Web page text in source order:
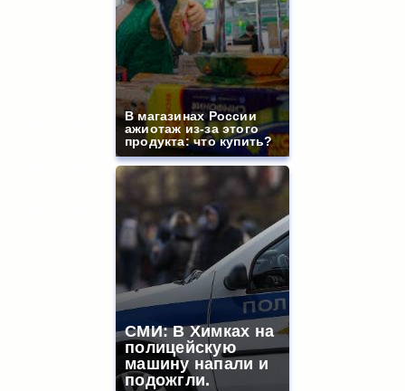
В магазинах России
ажиотаж из-за этого
продукта: что купить?
СМИ: В Химках на
полицейскую
машину напали и
подожгли.